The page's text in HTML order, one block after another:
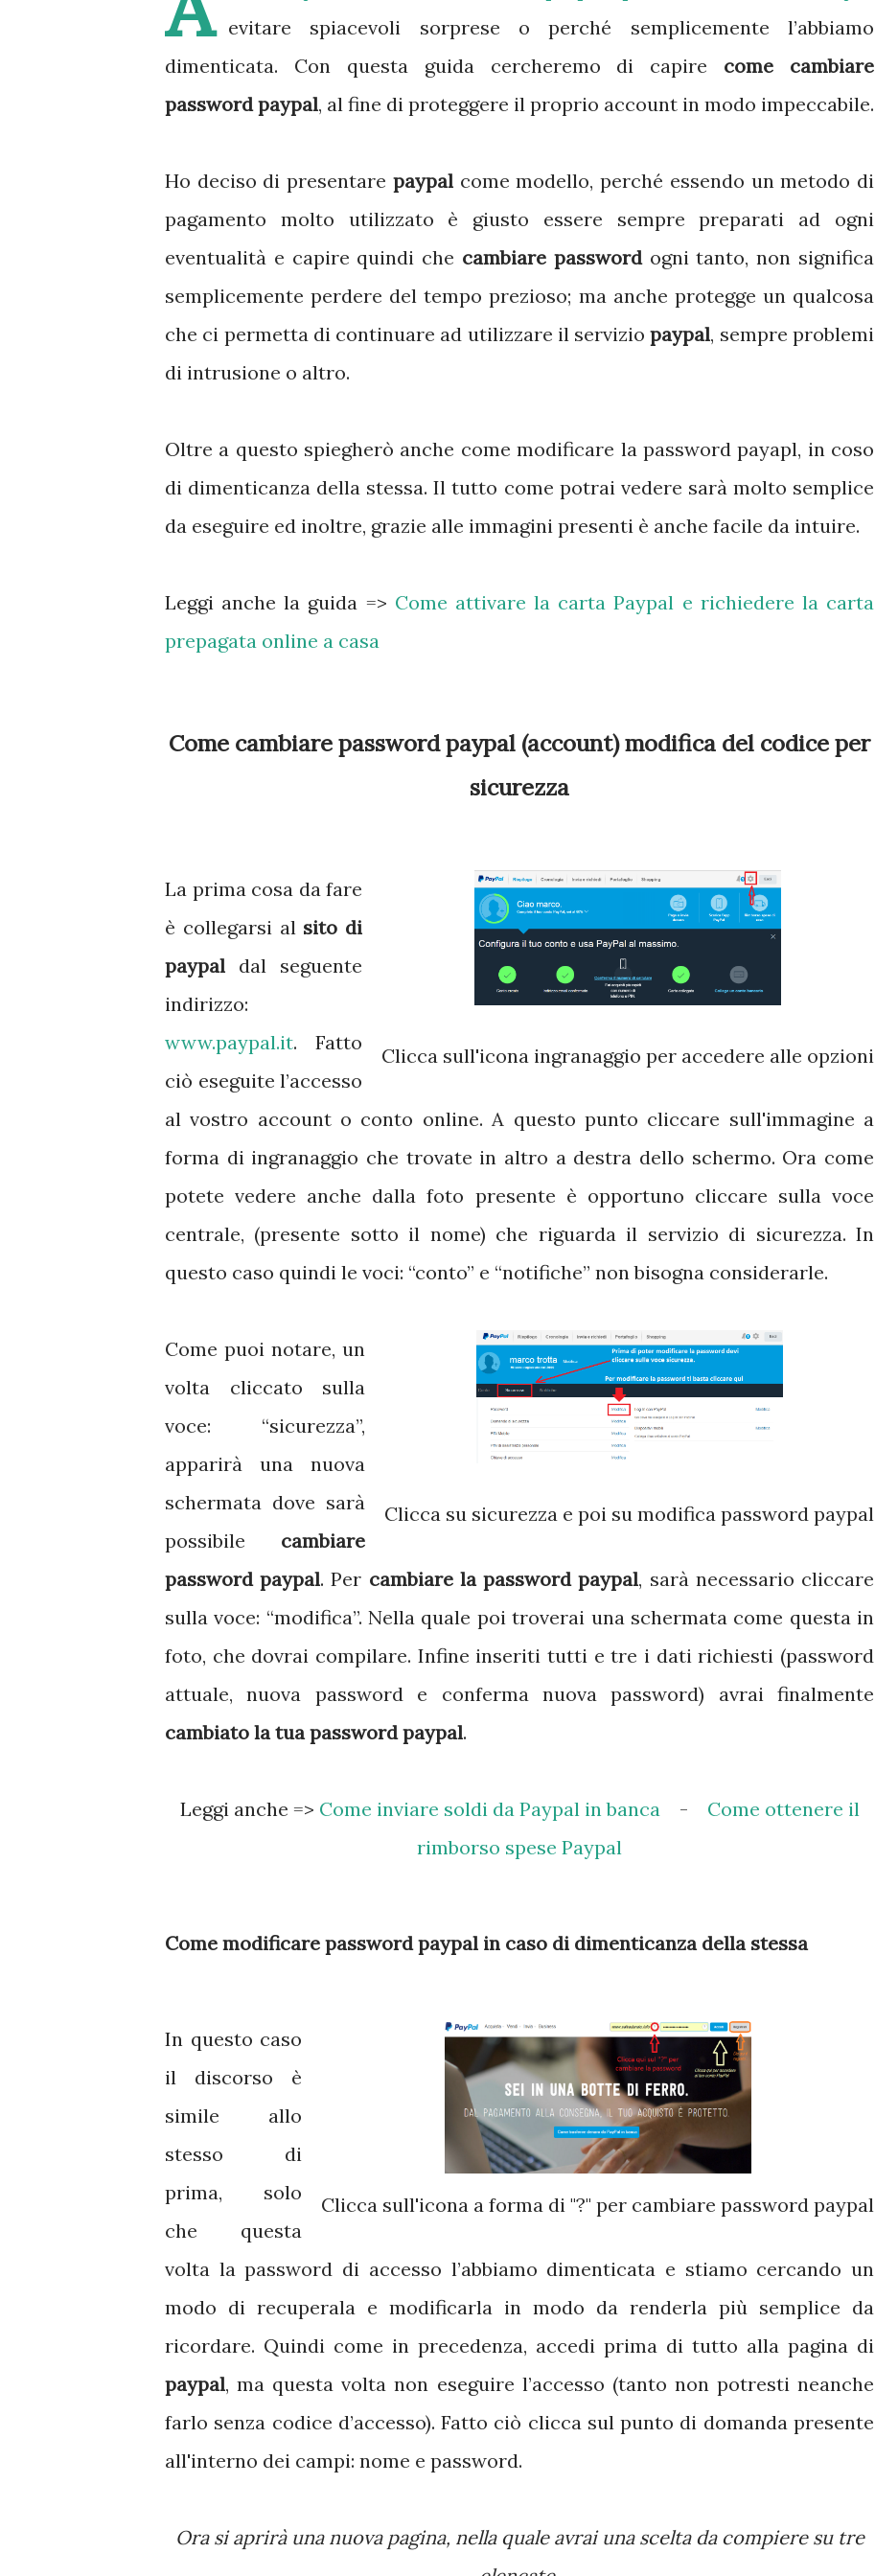
evitare spiacevoli sorprese o perché semplicemente l’abbiamo
dimenticata. Con questa guida cercheremo di capire come cambiare
password paypal, al fine di proteggere il proprio account in modo impeccabile.
Ho deciso di presentare paypalcome modello, perché essendo un metodo di
pagamento molto utilizzato è giusto essere sempre preparati ad ogni
eventualità e capire quindi che cambiare passwordogni tanto, non significa
semplicemente perdere del tempo prezioso; ma anche protegge un qualcosa
che ci permetta di continuare ad utilizzare il serviziopaypal, sempre problemi
di intrusione o altro.
Oltre a questo spiegherò anche come modificare la password payapl, in coso
di dimenticanza della stessa. Il tutto come potrai vedere sarà molto semplice
da eseguire ed inoltre, grazie alle immagini presenti è anche facile da intuire.
Leggi anche la guida => Come attivare la carta Paypal e richiedere la carta
prepagata online a casa
Come cambiare password paypal (account) modifica del codice per
sicurezza
Clicca sull'icona ingranaggio per accedere alle opzioni
La prima cosa da fare
è collegarsi al sito di
paypal dal seguente
indirizzo:
www.paypal.it. Fatto
ciò eseguite l’accesso
al vostro account o conto online. A questo punto cliccare sull'immagine a
forma di ingranaggio che trovate in altro a destra dello schermo. Ora come
potete vedere anche dalla foto presente è opportuno cliccare sulla voce
centrale, (presente sotto il nome) che riguarda il servizio di sicurezza. In
questo caso quindi le voci: “conto” e “notifiche” non bisogna considerarle.
Clicca su sicurezza e poi su modifica password paypal
Come puoi notare, un
volta cliccato sulla
voce: “sicurezza”,
apparirà una nuova
schermata dove sarà
possibile cambiare
password paypal. Per cambiare la password paypal, sarà necessario cliccare
sulla voce: “modifica”. Nella quale poi troverai una schermata come questa in
foto, che dovrai compilare. Infine inseriti tutti e tre i dati richiesti (password
attuale, nuova password e conferma nuova password) avrai finalmente
cambiato la tua password paypal.
Leggi anche => Come inviare soldi da Paypal in banca - Come ottenere il
rimborso spese Paypal
Come modificare password paypal in caso di dimenticanza della stessa
Clicca sull'icona a forma di "?" per cambiare password paypal
In questo caso
il discorso è
simile allo
stesso di
prima, solo
che questa
volta la password di accesso l’abbiamo dimenticata e stiamo cercando un
modo di recuperala e modificarla in modo da renderla più semplice da
ricordare. Quindi come in precedenza, accedi prima di tutto alla pagina di
paypal, ma questa volta non eseguire l’accesso (tanto non potresti neanche
farlo senza codice d’accesso). Fatto ciò clicca sul punto di domanda presente
all'interno dei campi: nome e password.
Ora si aprirà una nuova pagina, nella quale avrai una scelta da compiere su tre